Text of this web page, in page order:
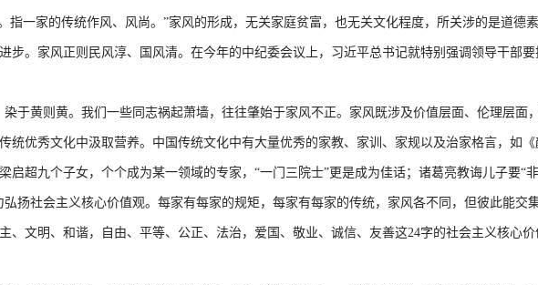
一家的传统作风、风尚。”家风的形成，无关家庭贫富，也无关文化程度，所关涉的是道德
步。家风正则民风淳、国风清。在今年的中纪委会议上，习近平总书记就特别强调领导干部
于黄则黄。我们一些同志祸起萧墙，往往肇始于家风不正。家风既涉及价值层面、伦理层面
统优秀文化中汲取营养。中国传统文化中有大量优秀的家教、家训、家规以及治家格言，如
启超九个子女，个个成为某一领域的专家，“一门三院士”更是成为佳话；诸葛亮教诲儿子要“
扬社会主义核心价值观。每家有每家的规矩，每家有每家的传统，家风各不同，但彼此能交
、文明、和谐，自由、平等、公正、法治，爱国、敬业、诚信、友善这24字的社会主义核心价